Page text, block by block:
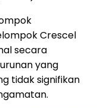
Crescel
secara
yang
tidak signifikan